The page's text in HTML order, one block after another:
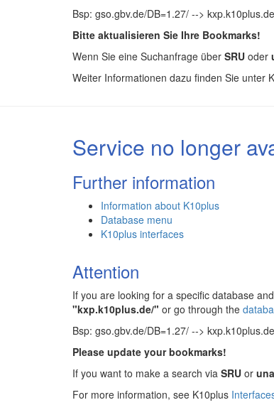
Bsp: gso.gbv.de/DB=1.27/ -->
Bitte aktualisieren Sie Ihre Bookmarks!
Wenn Sie eine Suchanfrage über SRU oder
Weiter Informationen dazu finden Sie unter
Service no longer
Further information
Information about K10plus
Database menu
K10plus interfaces
Attention
If you are looking for a specific database
"kxp.k10plus.de/" or go through the
Bsp: gso.gbv.de/DB=1.27/ -->
Please update your bookmarks!
If you want to make a search via SRU or
For more information, see K10plus